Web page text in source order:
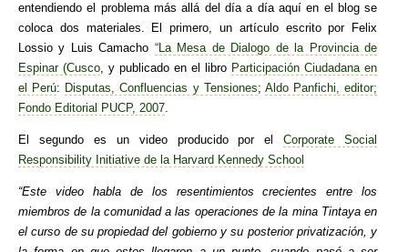
entendiendo el problema más allá del día a día aquí en el blog se
coloca dos materiales. El primero, un artículo escrito por Felix
Lossio y Luis Camacho “La Mesa de Dialogo de la Provincia de
Espinar (Cusco, y publicado en el libro Participación Ciudadana en
el Perú: Disputas, Confluencias y Tensiones; Aldo Panfichi, editor;
Fondo Editorial PUCP, 2007.
El segundo es un video producido por elCorporate Social
Responsibility Initiative de la Harvard Kennedy School
“Este video habla de los resentimientos crecientes entre los
miembros de la comunidad a las operaciones de la mina Tintaya en
el curso de su propiedad del gobierno y su posterior privatización, y